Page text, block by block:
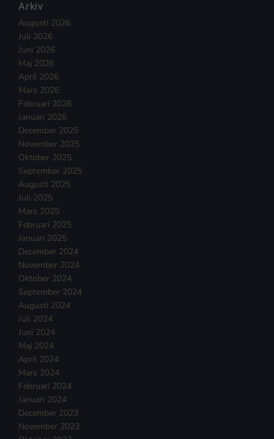
Arkiv
Augusti 2026
Juli 2026
Juni 2026
Maj 2026
April 2026
Mars 2026
Februari 2026
Januari 2026
December 2025
November 2025
Oktober 2025
September 2025
Augusti 2025
Juli 2025
Mars 2025
Februari 2025
Januari 2025
December 2024
November 2024
Oktober 2024
September 2024
Augusti 2024
Juli 2024
Juni 2024
Maj 2024
April 2024
Mars 2024
Februari 2024
Januari 2024
December 2023
November 2023